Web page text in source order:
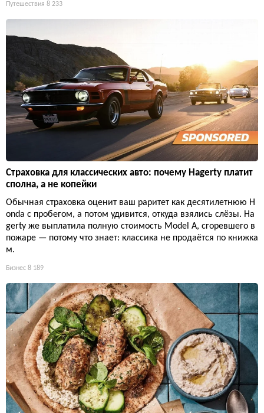
Путешествия 8 233
Страховка для классических авто: почему Hagerty платит
сполна, а не копейки
Обычная страховка оценит ваш раритет как десятилетнюю H
onda с пробегом, а потом удивится, откуда взялись слёзы. Ha
gerty же выплатила полную стоимость Model A, сгоревшего в
пожаре — потому что знает: классика не продаётся по книжка
м.
Бизнес 8 189